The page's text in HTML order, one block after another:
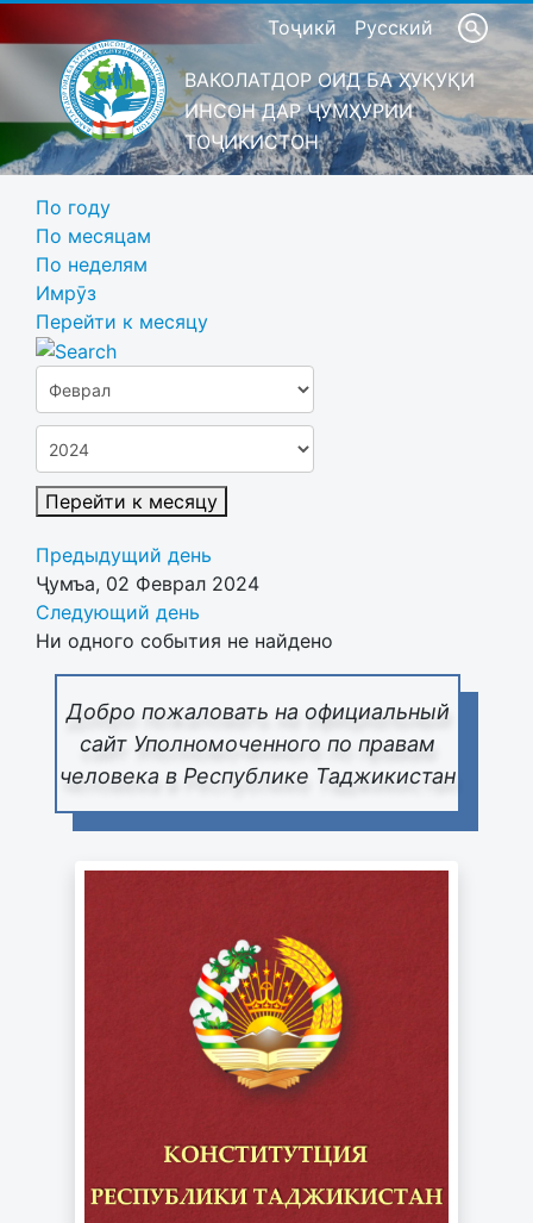
Тоҷикӣ Русский
ВАКОЛАТДОР ОИД БА ҲУҚУҚИ
ИНСОН ДАР ҶУМҲУРИИ
ТОҶИКИСТОН
Добро пожаловать на официальный
сайт Уполномоченного по правам
человека в Республике Таджикистан
По году
По месяцам
По неделям
Имрӯз
Перейти к месяцу
Перейти к месяцу
Предыдущий день
Ҷумъа, 02 Феврал 2024
Следующий день
Ни одного события не найдено